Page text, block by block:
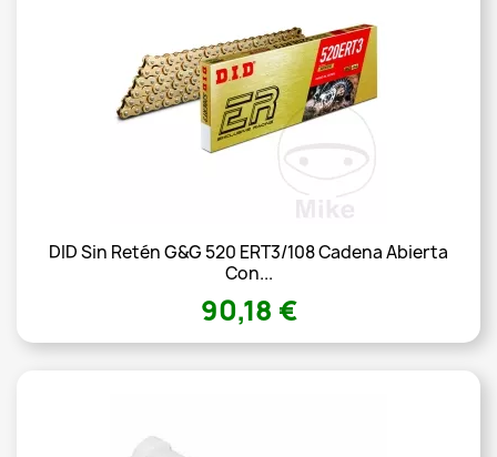
DID Sin Retén G&G 520 ERT3/108 Cadena Abierta
Con...
90,18 €